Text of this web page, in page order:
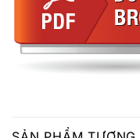
SẢN PHẨM